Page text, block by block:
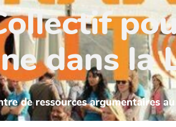
dans la
de ressources argumentaires